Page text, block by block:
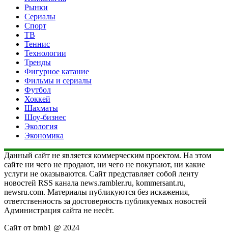
Рынки
Сериалы
Спорт
ТВ
Теннис
Технологии
Тренды
Фигурное катание
Фильмы и сериалы
Футбол
Хоккей
Шахматы
Шоу-бизнес
Экология
Экономика
Данный сайт не является коммерческим проектом. На этом
сайте ни чего не продают, ни чего не покупают, ни какие
услуги не оказываются. Сайт представляет собой ленту
новостей RSS канала news.rambler.ru, kommersant.ru,
newsru.com. Материалы публикуются без искажения,
ответственность за достоверность публикуемых новостей
Администрация сайта не несёт.
Сайт от bmb1 @ 2024